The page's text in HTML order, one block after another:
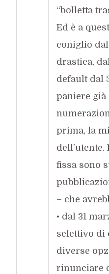
“bolletta
Ed è a
coniglio
drastica,
default dal
paniere già
prima, la
fissa sono
– che
• dal 31
selettivo di
diverse
rinunciare